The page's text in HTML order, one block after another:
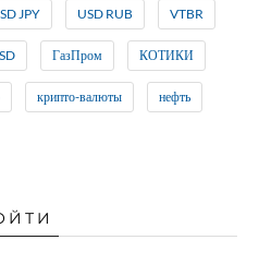
JPY USD RUB VTBR
ГазПром КОТИКИ
крипто-валюты нефть